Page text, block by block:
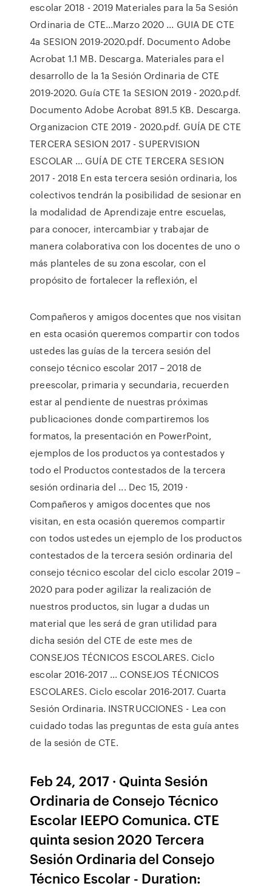
escolar 2018 - 2019 Materiales para la 5a Sesión
Ordinaria de CTE...Marzo 2020 ... GUIA DE CTE
4a SESION 2019-2020.pdf. Documento Adobe
Acrobat 1.1 MB. Descarga. Materiales para el
desarrollo de la 1a Sesión Ordinaria de CTE
2019-2020. Guía CTE 1a SESION 2019 - 2020.pdf.
Documento Adobe Acrobat 891.5 KB. Descarga.
Organizacion CTE 2019 - 2020.pdf. GUÍA DE CTE
TERCERA SESION 2017 - SUPERVISION
ESCOLAR … GUÍA DE CTE TERCERA SESION
2017 - 2018 En esta tercera sesión ordinaria, los
colectivos tendrán la posibilidad de sesionar en
la modalidad de Aprendizaje entre escuelas,
para conocer, intercambiar y trabajar de
manera colaborativa con los docentes de uno o
más planteles de su zona escolar, con el
propósito de fortalecer la reflexión, el
Compañeros y amigos docentes que nos visitan
en esta ocasión queremos compartir con todos
ustedes las guías de la tercera sesión del
consejo técnico escolar 2017 – 2018 de
preescolar, primaria y secundaria, recuerden
estar al pendiente de nuestras próximas
publicaciones donde compartiremos los
formatos, la presentación en PowerPoint,
ejemplos de los productos ya contestados y
todo el Productos contestados de la tercera
sesión ordinaria del ... Dec 15, 2019 ·
Compañeros y amigos docentes que nos
visitan, en esta ocasión queremos compartir
con todos ustedes un ejemplo de los productos
contestados de la tercera sesión ordinaria del
consejo técnico escolar del ciclo escolar 2019 –
2020 para poder agilizar la realización de
nuestros productos, sin lugar a dudas un
material que les será de gran utilidad para
dicha sesión del CTE de este mes de
CONSEJOS TÉCNICOS ESCOLARES. Ciclo
escolar 2016-2017 ... CONSEJOS TÉCNICOS
ESCOLARES. Ciclo escolar 2016-2017. Cuarta
Sesión Ordinaria. INSTRUCCIONES - Lea con
cuidado todas las preguntas de esta guía antes
de la sesión de CTE.
Feb 24, 2017 · Quinta Sesión
Ordinaria de Consejo Técnico
Escolar IEEPO Comunica. CTE
quinta sesion 2020 Tercera
Sesión Ordinaria del Consejo
Técnico Escolar - Duration: